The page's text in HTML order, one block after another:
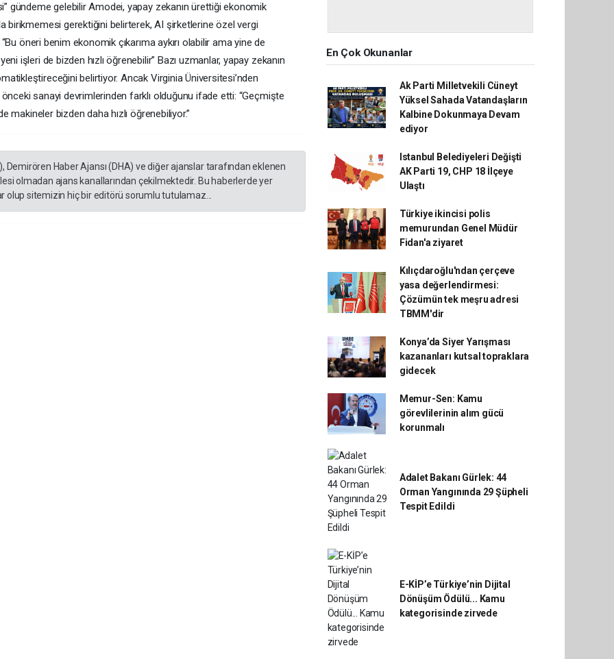
gündeme gelebilir Amodei, yapay zekanın ürettiği ekonomik
birikmemesi gerektiğini belirterek, AI şirketlerine özel vergi
öneri benim ekonomik çıkarıma aykırı olabilir ama yine de
işleri de bizden hızlı öğrenebilir” Bazı uzmanlar, yapay zekanın
belirtiyor. Ancak Virginia Üniversitesi’nden
sanayi devrimlerinden farklı olduğunu ifade etti: “Geçmişte
makineler bizden daha hızlı öğrenebiliyor.”
Demirören Haber Ajansı (DHA) ve diğer ajanslar tarafından eklenen
olmadan ajans kanallarından çekilmektedir. Bu haberlerde yer
olup sitemizin hiç bir editörü sorumlu tutulamaz...
En Çok Okunanlar
Ak Parti Milletvekili Cüneyt
Yüksel Sahada Vatandaşların
Kalbine Dokunmaya Devam
ediyor
Istanbul Belediyeleri Değişti
AK Parti 19, CHP 18 İlçeye
Ulaştı
Türkiye ikincisi polis
memurundan Genel Müdür
Fidan'a ziyaret
Kılıçdaroğlu'ndan çerçeve
yasa değerlendirmesi:
Çözümün tek meşru adresi
TBMM'dir
Konya’da Siyer Yarışması
kazananları kutsal topraklara
gidecek
Memur-Sen: Kamu
görevlilerinin alım gücü
korunmalı
Adalet Bakanı Gürlek: 44
Orman Yangınında 29 Şüpheli
Tespit Edildi
E-KİP’e Türkiye’nin Dijital
Dönüşüm Ödülü... Kamu
kategorisinde zirvede